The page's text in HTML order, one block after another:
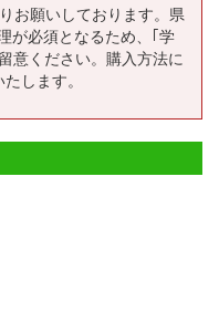
お願いしております。県
が必須となるため、｢学
意ください。購入方法に
します。